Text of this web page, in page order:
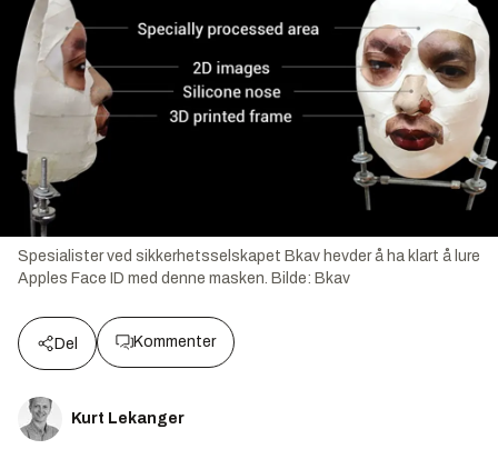
Spesialister ved sikkerhetsselskapet Bkav hevder å ha klart å lure
Apples Face ID med denne masken. Bilde: Bkav
Del Kommenter
Kurt Lekanger